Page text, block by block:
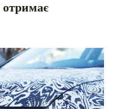
отримає